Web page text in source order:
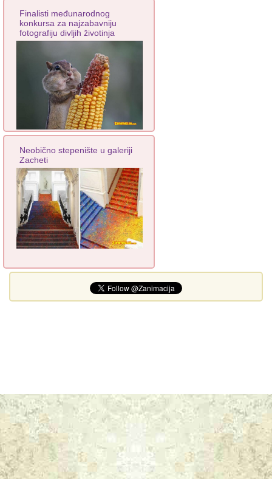
Finalisti međunarodnog
konkursa za najzabavniju
fotografiju divljih životinja
Neobično stepenište u galeriji
Zacheti